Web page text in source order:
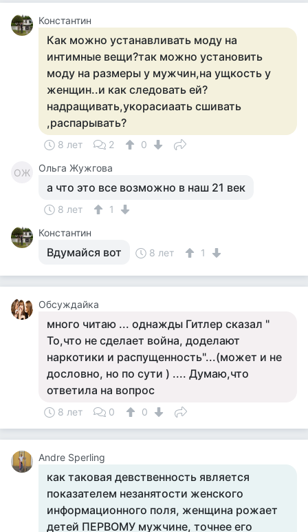
Константин
Как можно устанавливать моду на
интимные вещи?так можно установить
моду на размеры у мужчин,на ущкость у
женщин..и как следовать ей?
надращивать,укорасиаать сшивать
,распарывать?
8 лет 2 0
ОЖ Ольга Жужгова
а что это все возможно в наш 21 век
8 лет
1
Константин
Вдумайся вот 8 лет 1
Обсуждайка
много читаю ... однажды Гитлер сказал "
То,что не сделает война, доделают
наркотики и распущенность"...(может и не
дословно, но по сути ) .... Думаю,что
ответила на вопрос
8 лет 0 0
Andre Sperling
как таковая девственность является
показателем незанятости женского
информационного поля, женщина рожает
детей ПЕРВОМУ мужчине, точнее его